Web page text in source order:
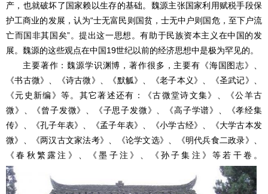
产，也就破坏了国家赖以生存的基础。魏源主张国家利用赋税手段保
护工商业的发展，认为“士无富民则国贫，士无中户则国危，至下户流
亡而国非其国矣”。提出这一思想。有助于民族资本主义在中国的发
展。魏源的这些观点在中国19世纪以前的经济思想中是极为罕见的。
主要著作：魏源学识渊博，著作很多，主要有《海国图志》、
《书古微》、《诗古微》、《默觚》、《老子本义》、《圣武记》、
《元史新编》等。其它著述还有：《古微堂诗文集》、《公羊古
微》、《曾子发微》、《子思子发微》、《高子学谱》、《孝经集
传》、《孔子年表》、《孟子年表》、《小学古经》、《大学古本发
微》、《两汉古文家法考》、《论学文选》、《明代兵食二政录》、
《春秋繁露注》、《墨子注》、《孙子集注》等若干卷。